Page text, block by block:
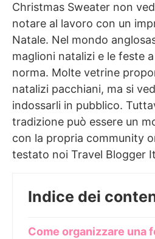
Christmas Sweater non
notare al lavoro con un
Natale. Nel mondo
maglioni natalizi e le feste
norma. Molte vetrine
natalizi pacchiani, ma si
indossarli in pubblico.
tradizione può essere un
con la propria community
testato noi Travel Blogger
Indice dei
Come organizzare una